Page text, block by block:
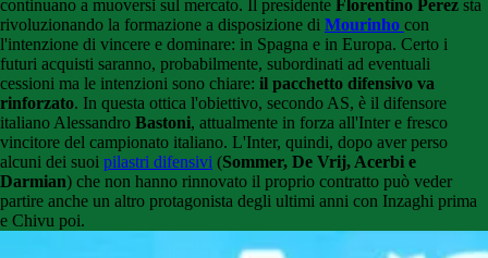
continuano a muoversi sul mercato. Il presidente Florentino Perez sta
rivoluzionando la formazione a disposizione di Mourinho con
l'intenzione di vincere e dominare: in Spagna e in Europa. Certo i
futuri acquisti saranno, probabilmente, subordinati ad eventuali
cessioni ma le intenzioni sono chiare: il pacchetto difensivo va
rinforzato. In questa ottica l'obiettivo, secondo AS, è il difensore
italiano Alessandro Bastoni, attualmente in forza all'Inter e fresco
vincitore del campionato italiano. L'Inter, quindi, dopo aver perso
alcuni dei suoi pilastri difensivi (Sommer, De Vrij, Acerbi e
Darmian) che non hanno rinnovato il proprio contratto può veder
partire anche un altro protagonista degli ultimi anni con Inzaghi prima
e Chivu poi.